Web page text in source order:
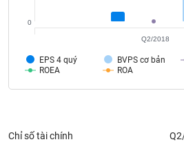
EPS 4 quý BVPS cơ bản
ROEA
ROA
0
Q2/2018
Chỉ số tài chính
chính
Công